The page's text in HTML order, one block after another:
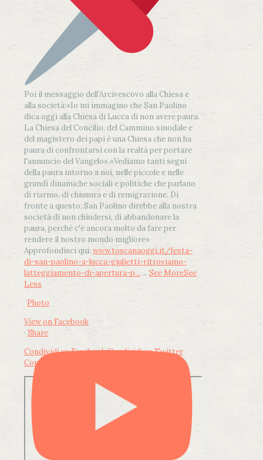
Poi il messaggio dell’Arcivescovo alla Chiesa e
alla società:«Io mi immagino che San Paolino
dica oggi alla Chiesa di Lucca di non avere paura.
La Chiesa del Concilio, del Cammino sinodale e
del magistero dei papi è una Chiesa che non ha
paura di confrontarsi con la realtà per portare
l'annuncio del Vangelo».«Vediamo tanti segni
della paura intorno a noi, nelle piccole e nelle
grandi dinamiche sociali e politiche che parlano
di riarmo, di chiusura e di remigrazione. Di
fronte a questo, San Paolino direbbe alla nostra
società di non chiudersi, di abbandonare la
paura, perché c'è ancora molto da fare per
rendere il nostro mondo migliore»
Approfondisci qui: www.toscanaoggi.it/festa-
di-san-paolino-a-lucca-giulietti-ritroviamo-
latteggiamento-di-apertura-p... ... See MoreSee
Less
Photo
View on Facebook
· Share
Condividi su FacebookCondividi su Twitter
Condividi su LinkedIn